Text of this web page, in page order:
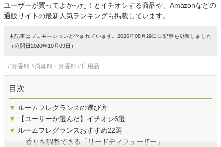
ユーザーが買ってよかった！とイチオシする商品や、Amazonなどの
通販サイトの最新人気ランキングも掲載しています。
本記事はプロモーションが含まれています。2026年05月29日に記事を更新しました
（公開日2020年10月09日）
#芳香剤 #消臭剤・芳香剤 #日用品
目次
▼ ルームフレグランスの選び方
▼
【ユーザーが選んだ】イチオシ6選
▼ ルームフレグランスおすすめ22選
香りを調整できる「リードディフューザー」